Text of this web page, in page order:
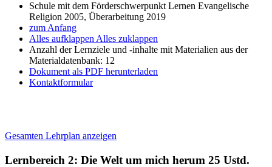
Schule mit dem Förderschwerpunkt Lernen Evangelische
Religion 2005, Überarbeitung 2019
zum Anfang
Alles aufklappen Alles zuklappen
Anzahl der Lernziele und -inhalte mit Materialien aus der
Materialdatenbank: 12
Dokument als PDF herunterladen
Kontaktformular
Gesamten Lehrplan anzeigen
Lernbereich 2: Die Welt um mich herum 25 Ustd.